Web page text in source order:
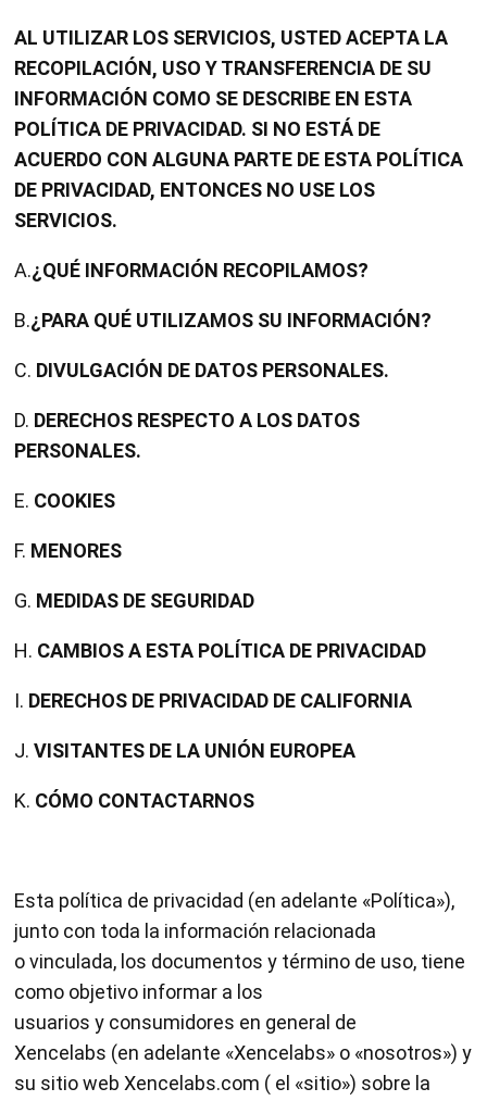
AL UTILIZAR LOS SERVICIOS, USTED ACEPTA LA
RECOPILACIÓN, USO Y TRANSFERENCIA DE SU
INFORMACIÓN COMO SE DESCRIBE EN ESTA
POLÍTICA DE PRIVACIDAD. SI NO ESTÁ DE
ACUERDO CON ALGUNA PARTE DE ESTA POLÍTICA
DE PRIVACIDAD, ENTONCES NO USE LOS
SERVICIOS.
A.¿QUÉ INFORMACIÓN RECOPILAMOS?
B.¿PARA QUÉ UTILIZAMOS SU INFORMACIÓN?
C. DIVULGACIÓN DE DATOS PERSONALES.
D. DERECHOS RESPECTO A LOS DATOS
PERSONALES.
E. COOKIES
F. MENORES
G. MEDIDAS DE SEGURIDAD
H. CAMBIOS A ESTA POLÍTICA DE PRIVACIDAD
I. DERECHOS DE PRIVACIDAD DE CALIFORNIA
J.VISITANTES DE LA UNIÓN EUROPEA
K. CÓMO CONTACTARNOS
Esta política de privacidad (en adelante «Política»),
junto con toda la información relacionada
o vinculada, los documentos y término de uso, tiene
como objetivo informar a los
usuarios y consumidores en general de
Xencelabs (en adelante «Xencelabs» o «nosotros») y
su sitio web Xencelabs.com ( el «sitio») sobre la